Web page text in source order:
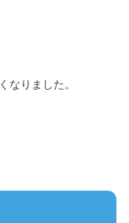
なりました。